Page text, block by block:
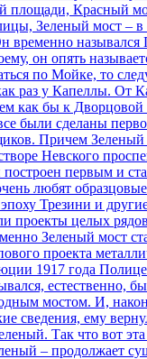
площади, Красный
Зеленый мост – в
временно
он опять
по Мойке, то
раз у Капеллы. От
как бы к
были сделаны
Причем Зеленый
Невского
построен первым и
любят
Трезини и
проекты целых
Зеленый мост
проекта
1917 года
естественно,
мостом. И,
сведения, ему
Так что вот
– продолжает